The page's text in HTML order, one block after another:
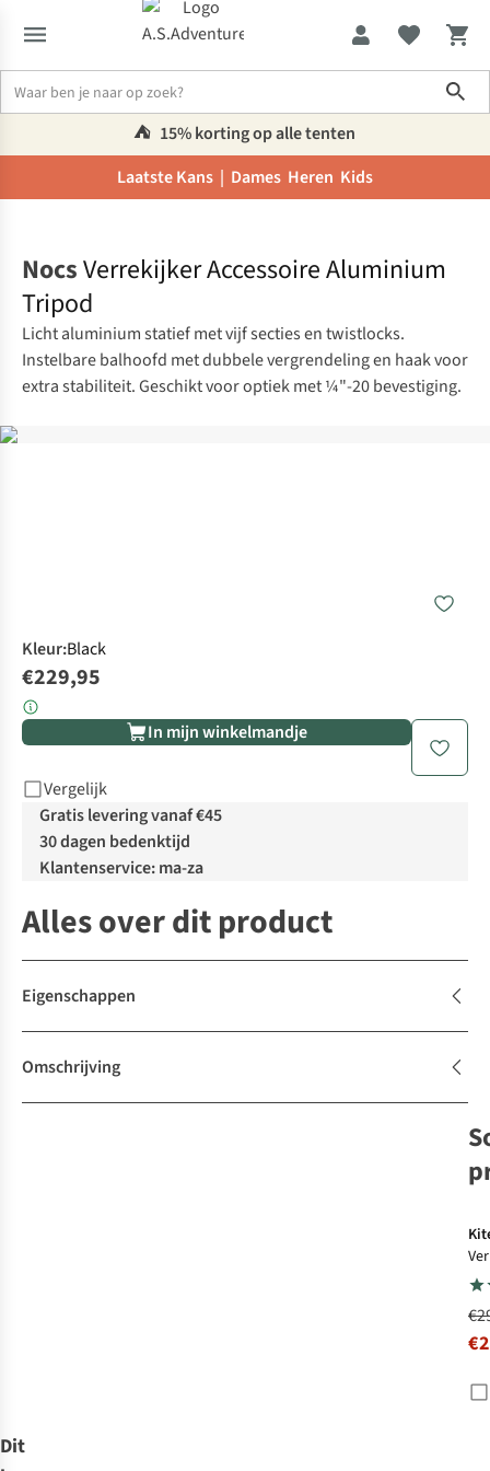
⛺️ 15% korting op alle tenten
Laatste Kans | Dames Heren Kids
NocsVerrekijker Accessoire Aluminium
Tripod
Licht aluminium statief met vijf secties en twistlocks.
Instelbare balhoofd met dubbele vergrendeling en haak voor
extra stabiliteit. Geschikt voor optiek met ¼"-20 bevestiging.
Kleur:Black
€229,95
In mijn winkelmandje
Vergelijk
Gratis levering vanaf €45
30 dagen bedenktijd
Klantenservice: ma-za
Alles over dit product
Eigenschappen
Omschrijving
Dit